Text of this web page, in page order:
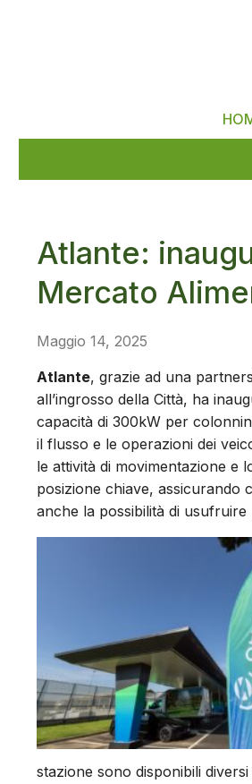
Atlante:
Mercato
Maggio 14, 2025
Atlante, grazie ad una
all’ingrosso della Città, ha
capacità di 300kW per
il flusso e le operazioni dei
le attività di movimentazione e
posizione chiave, assicurando
anche la possibilità di
stazione sono disponibili